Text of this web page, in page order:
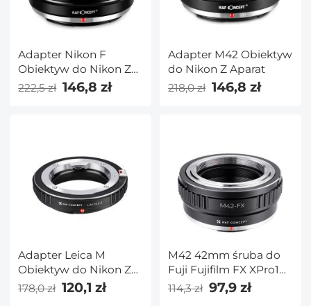
Adapter Nikon F
Obiektyw do Nikon Z
Aparat
222,5 zł 146,8 zł
Adapter M42 Obiektyw
do Nikon Z Aparat
218,0 zł 146,8 zł
Adapter Leica M
Obiektyw do Nikon Z
Aparat
178,0 zł 120,1 zł
M42 42mm śruba do
Fuji Fujifilm FX XPro1
X-Pro1 pierścień
adaptera mocowania
114,3 zł 97,9 zł